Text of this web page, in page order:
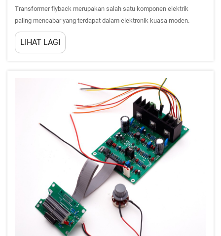
Transformer flyback merupakan salah satu komponen elektrik
paling mencabar yang terdapat dalam elektronik kuasa moden.
Beroperasi pada voltan tinggi dan frekuensi tinggi, ia menyimpan dan
melepaskan tenaga dalam kitaran pantas, menjadikannya sangat
LIHAT LAGI